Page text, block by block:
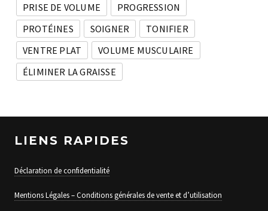
PRISE DE VOLUME
PROGRESSION
PROTÉINES
SOIGNER
TONIFIER
VENTRE PLAT
VOLUME MUSCULAIRE
ÉLIMINER LA GRAISSE
LIENS RAPIDES
Déclaration de confidentialité
Mentions Légales – Conditions générales de vente et d’utilisation